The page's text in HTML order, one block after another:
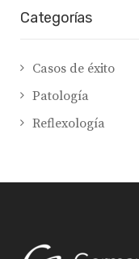
Categorías
Casos de éxito
Patología
Reflexología